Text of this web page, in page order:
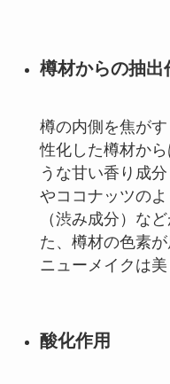
樽材からの抽出
樽の内側を焦が
性化した樽材か
うな甘い香り成
やココナッツの
（渋み成分）な
た、樽材の色素
ニューメイクは
酸化作用